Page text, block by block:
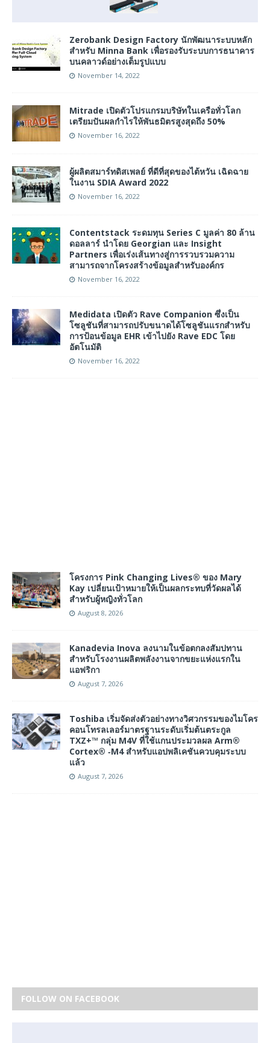
Zerobank Design Factory นักพัฒนาระบบหลัก
สำหรับ Minna Bank เพื่อรองรับระบบการธนาคาร
บนคลาวด์อย่างเต็มรูปแบบ
November 14, 2022
Mitrade เปิดตัวโปรแกรมบริษัทในเครือทั่วโลก
เตรียมปันผลกำไรให้พันธมิตรสูงสุดถึง 50%
November 16, 2022
ผู้ผลิตสมาร์ทดิสเพลย์ ที่ดีที่สุดของไต้หวัน เฉิดฉาย
ในงาน SDIA Award 2022
November 16, 2022
Contentstack ระดมทุน Series C มูลค่า 80 ล้าน
ดอลลาร์ นำโดย Georgian และ Insight
Partners เพื่อเร่งเส้นทางสู่การรวบรวมความ
สามารถจากโครงสร้างข้อมูลสำหรับองค์กร
November 16, 2022
Medidata เปิดตัว Rave Companion ซึ่งเป็น
โซลูชันที่สามารถปรับขนาดได้โซลูชันแรกสำหรับ
การป้อนข้อมูล EHR เข้าไปยัง Rave EDC โดย
อัตโนมัติ
November 16, 2022
โครงการ Pink Changing Lives® ของ Mary
Kay เปลี่ยนเป้าหมายให้เป็นผลกระทบที่วัดผลได้
สำหรับผู้หญิงทั่วโลก
August 8, 2026
Kanadevia Inova ลงนามในข้อตกลงสัมปทาน
สำหรับโรงงานผลิตพลังงานจากขยะแห่งแรกใน
แอฟริกา
August 7, 2026
Toshiba เริ่มจัดส่งตัวอย่างทางวิศวกรรมของไมโคร
คอนโทรลเลอร์มาตรฐานระดับเริ่มต้นตระกูล
TXZ+™ กลุ่ม M4V ที่ใช้แกนประมวลผล Arm®
Cortex® ‑M4 สำหรับแอปพลิเคชันควบคุมระบบ
แล้ว
August 7, 2026
FOLLOW ON FACEBOOK